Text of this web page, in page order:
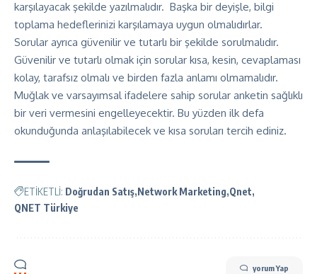
karşılayacak şekilde yazılmalıdır. Başka bir deyişle, bilgi
toplama hedeflerinizi karşılamaya uygun olmalıdırlar.
Sorular ayrıca güvenilir ve tutarlı bir şekilde sorulmalıdır.
Güvenilir ve tutarlı olmak için sorular kısa, kesin, cevaplaması
kolay, tarafsız olmalı ve birden fazla anlamı olmamalıdır.
Muğlak ve varsayımsal ifadelere sahip sorular anketin sağlıklı
bir veri vermesini engelleyecektir. Bu yüzden ilk defa
okunduğunda anlaşılabilecek ve kısa soruları tercih ediniz.
ETİKETLİ: Doğrudan Satış Network Marketing Qnet
QNET Türkiye
yorum Yap